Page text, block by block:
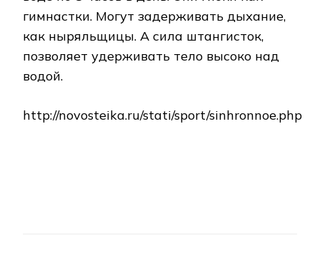
гимнастки. Могут задерживать дыхание,
как ныряльщицы. А сила штангисток,
позволяет удерживать тело высоко над
водой.
http://novosteika.ru/stati/sport/sinhronnoe.php